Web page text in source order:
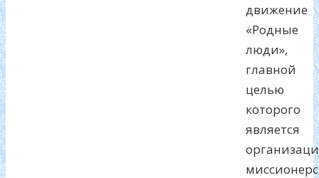
движение
«Родные
люди»,
главной
целью
которого
является